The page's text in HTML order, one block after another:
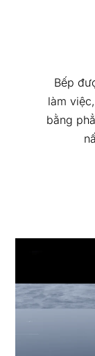
Bếp
làm
bằng